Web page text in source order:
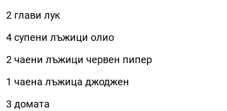
2 глави лук
4 супени лъжици олио
2 чаени лъжици червен пипер
1 чаена лъжица джоджен
3 домата